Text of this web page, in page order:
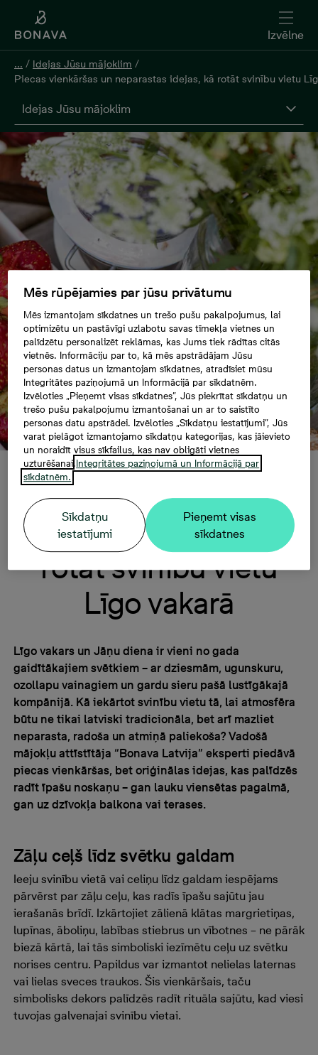
Izvēlne
... / Idejas Jūsu mājoklim /
Piecas vienkāršas un neparastas idejas, kā rotāt svinību vietu
Idejas Jūsu mājoklim
Piecas vienkāršas un
neparastas idejas, kā
rotāt svinību vietu
Līgo vakarā
Līgo vakars un Jāņu diena ir vieni no gada
gaidītākajiem svētkiem – ar dziesmām, ugunskuru,
ozollapu vainagiem un gardu sieru pašā lustīgākajā
kompānijā. Kā iekārtot svinību vietu tā, lai atmosfēra
būtu ne tikai latviski tradicionāla, bet arī mazliet
neparasta, radoša un atmiņā paliekoša? Vadošā
mājokļu attīstītāja “Bonava Latvija” eksperti piedāvā
piecas vienkāršas, bet oriģinālas idejas, kas palīdzēs
radīt īpašu noskaņu – gan lauku viensētas pagalmā,
gan uz dzīvokļa balkona vai terases.
Zāļu ceļš līdz svētku galdam
Ieeju svinību vietā vai celiņu līdz galdam iespējams
pārvērst par zāļu ceļu, kas radīs īpašu sajūtu jau
ierašanās brīdī. Izkārtojiet zālienā klātas margrietiņas,
lupīnas, āboliņu, labības stiebrus un vībotnes – ne pārāk
biezā kārtā, lai tās simboliski iezīmētu ceļu uz svētku
norises centru. Papildus var izmantot nelielas laternas
vai lielas sveces traukos. Šis vienkāršais, taču
simbolisks dekors palīdzēs radīt rituāla sajūtu, kad viesi
tuvojas galvenajai svinību vietai.
Mēs rūpējamies par jūsu privātumu
Mēs izmantojam sīkdatnes un trešo pušu pakalpojumus, lai
optimizētu un pastāvīgi uzlabotu savas tīmekļa vietnes un
palīdzētu personalizēt reklāmas, kas Jums tiek rādītas citās
vietnēs. Informāciju par to, kā mēs apstrādājam Jūsu
personas datus un izmantojam sīkdatnes, atradīsiet mūsu
Integritātes paziņojumā un Informācijā par sīkdatnēm.
Izvēloties „Pieņemt visas sīkdatnes”, Jūs piekrītat sīkdatņu un
trešo pušu pakalpojumu izmantošanai un ar to saistīto
personas datu apstrādei. Izvēloties „Sīkdatņu iestatījumi”, Jūs
varat pielāgot izmantojamo sīkdatņu kategorijas, kas jāievieto
un noraidīt visus sīkfailus, kas nav obligāti vietnes
uzturēšanai.Integritātes paziņojumā un Informācijā par
sīkdatnēm.
Sīkdatņu
iestatījumi
Pieņemt visas
sīkdatnes